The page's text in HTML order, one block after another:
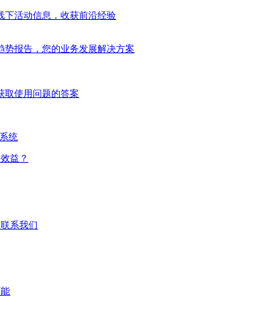
线上、线下活动信息，收获前沿经验
商发展趋势报告，您的业务发展解决方案
要ERP系统